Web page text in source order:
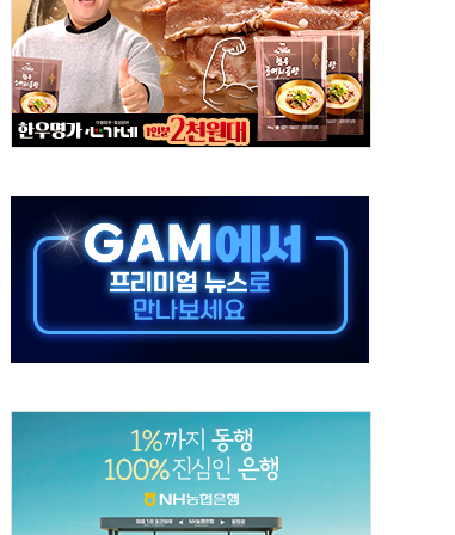
7배 늘었다...폭염 대책비는 8.6배 증가
유로화 팔아 엔화 부양' 사후 통보만
'가 말하는 경기 신호가 달라졌다
...3년 2개월 만
케이블 수주